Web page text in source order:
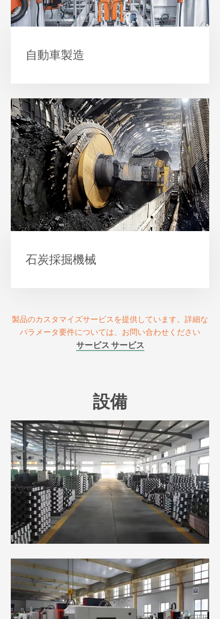
自動車製造
石炭採掘機械
製品のカスタマイズサービスを提供しています。詳細な
パラメータ要件については、お問い合わせください
サービス サービス
設備